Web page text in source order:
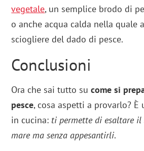
vegetale, un semplice brodo di
o anche acqua calda nella quale
sciogliere del dado di pesce.
Conclusioni
Ora che sai tutto sucome si
pesce, cosa aspetti a provarlo? È
in cucina: ti permette di esaltare
mare ma senza appesantirli.